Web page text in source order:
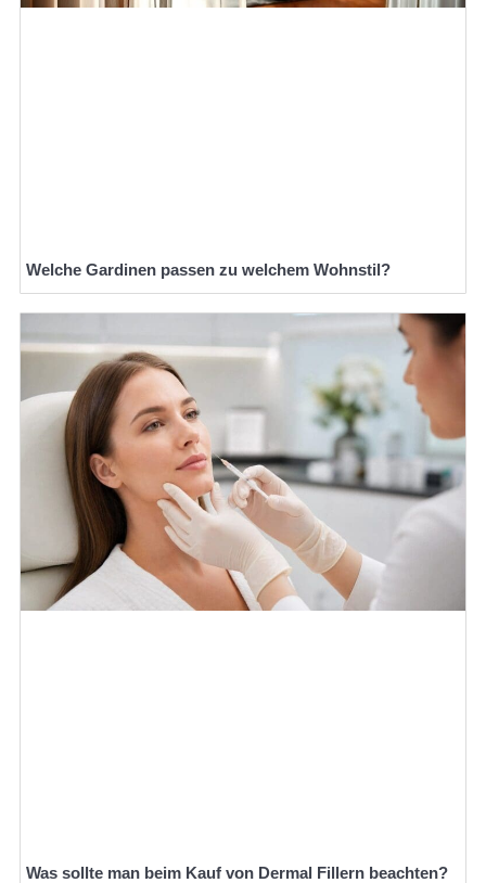
Welche Gardinen passen zu welchem Wohnstil?
Was sollte man beim Kauf von Dermal Fillern beachten?